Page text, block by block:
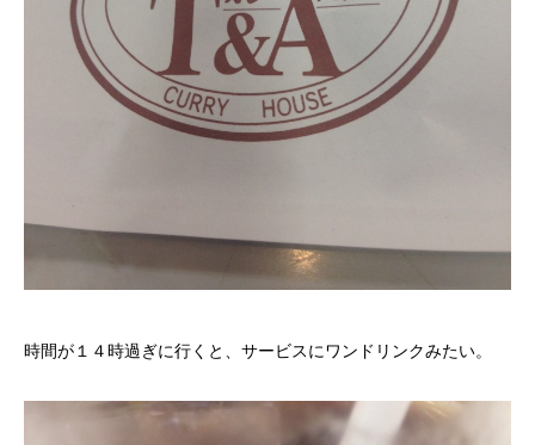
時間が１４時過ぎに行くと、サービスにワンドリンクみたい。